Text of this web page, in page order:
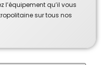
l’équipement qu’il vous
sur tous nos